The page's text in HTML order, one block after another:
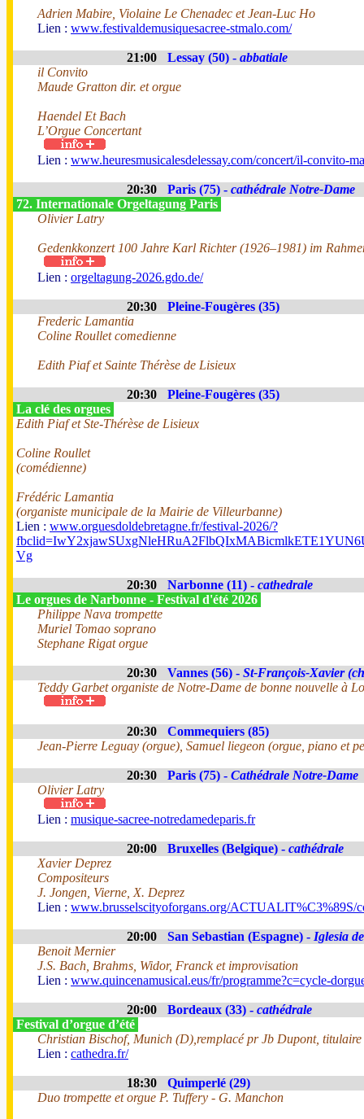
Adrien Mabire, Violaine Le Chenadec et Jean-Luc Ho
Lien : www.festivaldemusiquesacree-stmalo.com/
21:00 Lessay (50) - abbatiale
il Convito
Maude Gratton dir. et orgue
Haendel Et Bach
L’Orgue Concertant
Lien : www.heuresmusicalesdelessay.com/concert/il-convito-
20:30 Paris (75) - cathédrale Notre-Dame
72. Internationale Orgeltagung Paris
Olivier Latry
Gedenkkonzert 100 Jahre Karl Richter (1926–1981) im
Lien : orgeltagung-2026.gdo.de/
20:30
Pleine-Fougères (35)
Frederic Lamantia
Coline Roullet comedienne
Edith Piaf et Sainte Thérèse de Lisieux
20:30
Pleine-Fougères (35)
La clé des orgues
Edith Piaf et Ste-Thérèse de Lisieux
Coline Roullet
(comédienne)
Frédéric Lamantia
(organiste municipale de la Mairie de Villeurbanne)
Lien : www.orguesdoldebretagne.fr/festival-2026/?
Vg
20:30 Narbonne (11) - cathedrale
Le orgues de Narbonne - Festival d'été 2026
Philippe Nava trompette
Muriel Tomao soprano
Stephane Rigat orgue
20:30 Vannes (56) - St-François-Xavier
Teddy Garbet organiste de Notre-Dame de bonne nouvelle à
20:30
Commequiers (85)
Jean-Pierre Leguay (orgue), Samuel liegeon (orgue, piano et
20:30 Paris (75) - Cathédrale Notre-Dame
Olivier Latry
Lien : musique-sacree-notredamedeparis.fr
20:00 Bruxelles (Belgique) - cathédrale
Xavier Deprez
Compositeurs
J. Jongen, Vierne, X. Deprez
Lien : www.brusselscityoforgans.org/ACTUALIT%C3%89S/
20:00 San Sebastian (Espagne) - Iglesia
Benoit Mernier
J.S. Bach, Brahms, Widor, Franck et improvisation
Lien : www.quincenamusical.eus/fr/programme?c=cycle-
20:00 Bordeaux (33) - cathédrale
Festival d’orgue d’été
Christian Bischof, Munich (D),remplacé pr Jb Dupont, titulaire
Lien : cathedra.fr/
18:30
Quimperlé (29)
Duo trompette et orgue P. Tuffery - G. Manchon